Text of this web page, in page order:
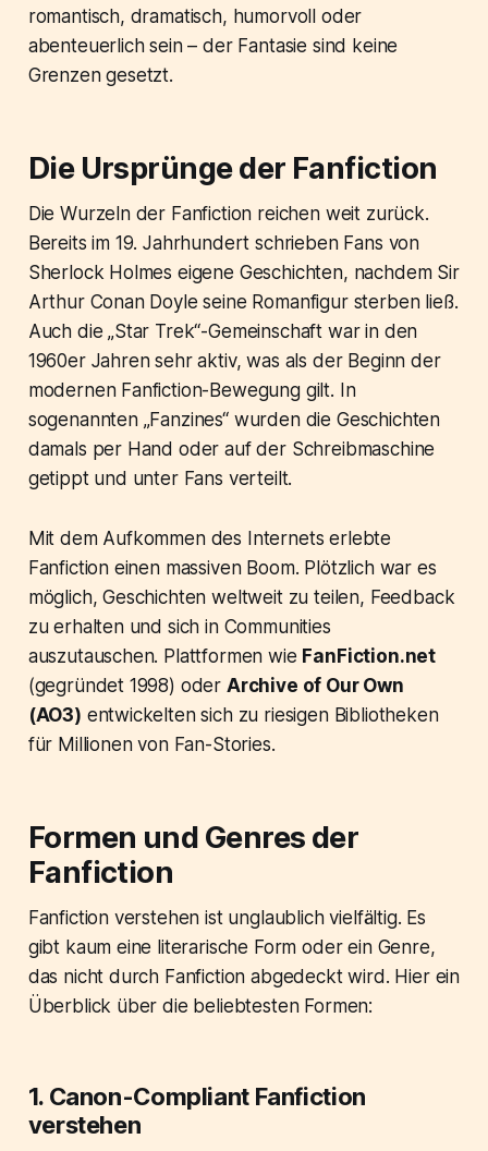
romantisch, dramatisch, humorvoll oder
abenteuerlich sein – der Fantasie sind keine
Grenzen gesetzt.
Die Ursprünge der Fanfiction
Die Wurzeln der Fanfiction reichen weit zurück.
Bereits im 19. Jahrhundert schrieben Fans von
Sherlock Holmes eigene Geschichten, nachdem Sir
Arthur Conan Doyle seine Romanfigur sterben ließ.
Auch die „Star Trek“-Gemeinschaft war in den
1960er Jahren sehr aktiv, was als der Beginn der
modernen Fanfiction-Bewegung gilt. In
sogenannten „Fanzines“ wurden die Geschichten
damals per Hand oder auf der Schreibmaschine
getippt und unter Fans verteilt.
Mit dem Aufkommen des Internets erlebte
Fanfiction einen massiven Boom. Plötzlich war es
möglich, Geschichten weltweit zu teilen, Feedback
zu erhalten und sich in Communities
auszutauschen. Plattformen wie FanFiction.net
(gegründet 1998) oder Archive of Our Own
(AO3) entwickelten sich zu riesigen Bibliotheken
für Millionen von Fan-Stories.
Formen und Genres der
Fanfiction
Fanfiction verstehen ist unglaublich vielfältig. Es
gibt kaum eine literarische Form oder ein Genre,
das nicht durch Fanfiction abgedeckt wird. Hier ein
Überblick über die beliebtesten Formen:
1. Canon-Compliant Fanfiction
verstehen